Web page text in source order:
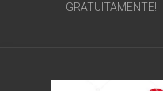
GRATUITAMENTE!